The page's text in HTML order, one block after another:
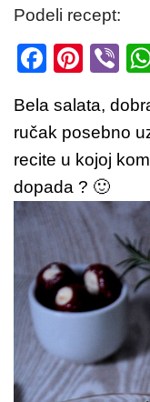
Podeli recept:
F
c
e
b
o
o
k
Pi
er
e
st
Vi
er
Bela salata,
ručak posebno
recite u kojoj
dopada ? 🙂